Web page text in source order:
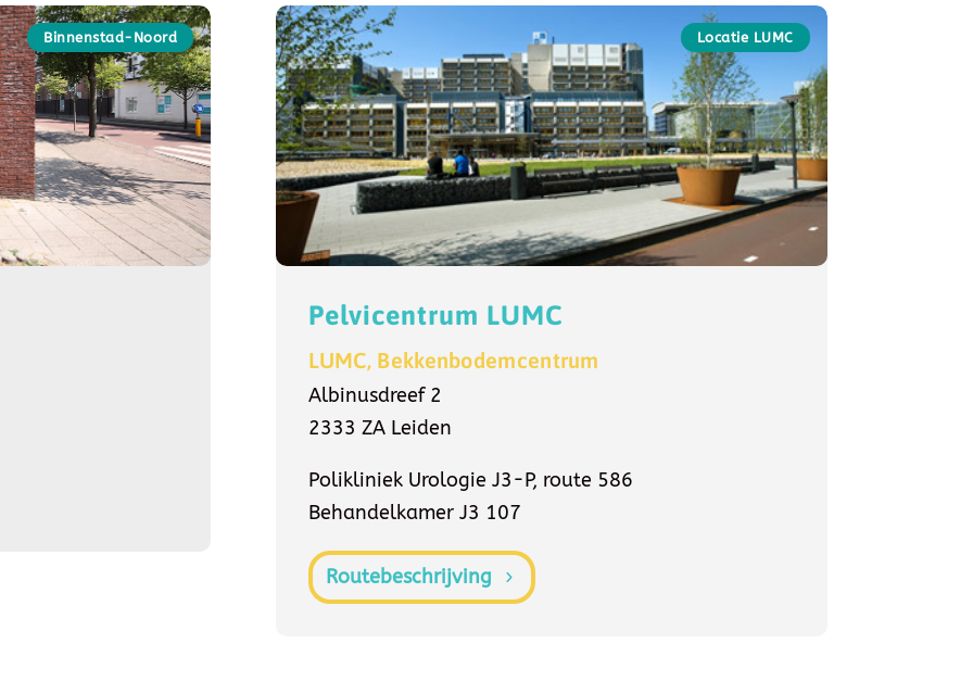
Binnenstad-Noord Locatie LUMC
Pelvicentrum LUMC
LUMC, Bekkenbodemcentrum
Albinusdreef 2
2333 ZA Leiden
Polikliniek Urologie J3-P, route 586
Behandelkamer J3 107
Routebeschrijving